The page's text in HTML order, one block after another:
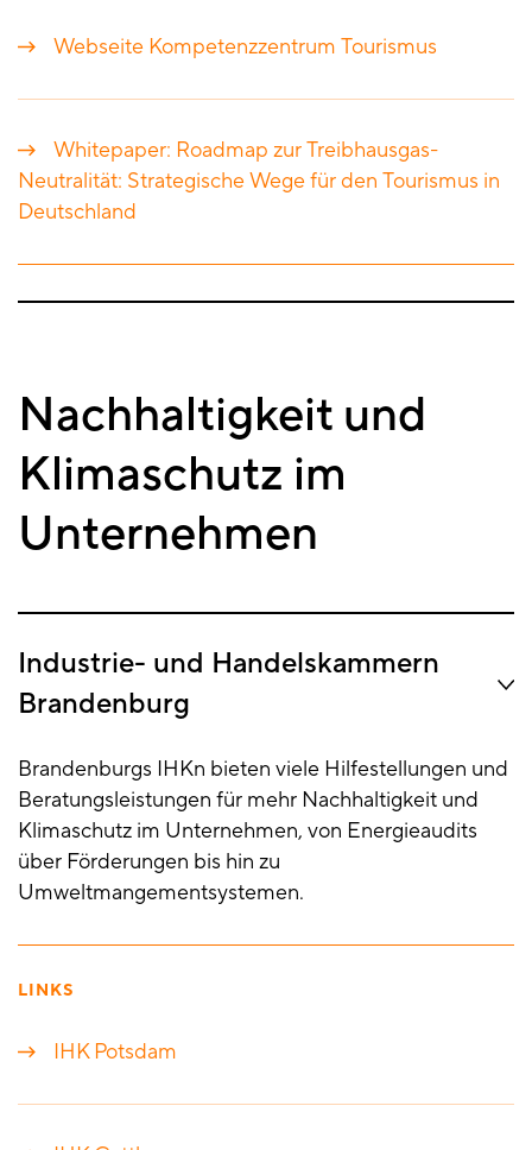
Webseite Kompetenzzentrum Tourismus
Whitepaper: Roadmap zur Treibhausgas-
Neutralität: Strategische Wege für den Tourismus in
Deutschland
Nachhaltigkeit und
Klimaschutz im
Unternehmen
Industrie- und Handelskammern
Brandenburg
Brandenburgs IHKn bieten viele Hilfestellungen und
Beratungsleistungen für mehr Nachhaltigkeit und
Klimaschutz im Unternehmen, von Energieaudits
über Förderungen bis hin zu
Umweltmangementsystemen.
LINKS
IHK Potsdam